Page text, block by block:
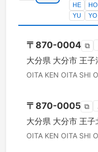
HE
HO
YU
YO
〒 870-0004 ⧉
大分県 大分市 王子
OITA KEN OITA SHI
〒 870-0005 ⧉
大分県 大分市 王子
OITA KEN OITA SHI